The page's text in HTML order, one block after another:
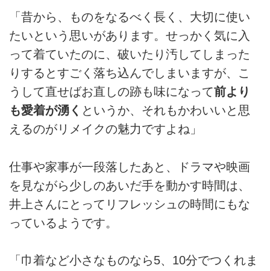
「昔から、ものをなるべく長く、大切に使い
たいという思いがあります。せっかく気に入
って着ていたのに、破いたり汚してしまった
りするとすごく落ち込んでしまいますが、こ
うして直せばお直しの跡も味になって前より
も愛着が湧く というか、それもかわいいと思
えるのがリメイクの魅力ですよね」
仕事や家事が一段落したあと、ドラマや映画
を見ながら少しのあいだ手を動かす時間は、
井上さんにとってリフレッシュの時間にもな
っているようです。
「巾着など小さなものなら5、10分でつくれま